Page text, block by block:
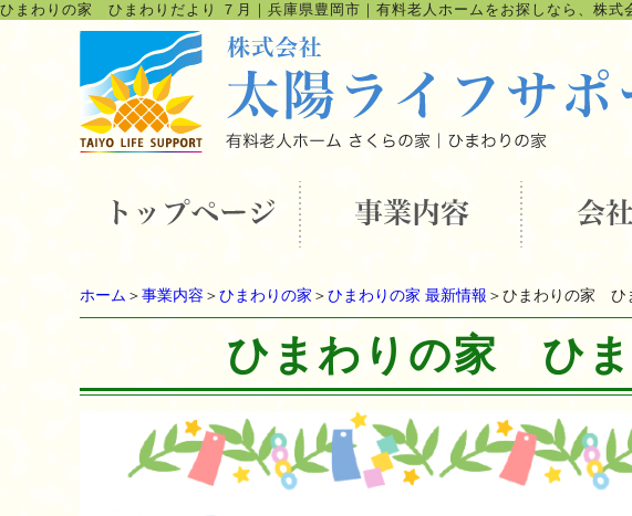
ひまわりの家 ひまわりだより ７月 ｜ 兵庫県豊岡市｜有料老人ホームをお探しなら、株式
ホーム ＞ 事業内容 ＞ ひまわりの家 ＞ ひまわりの家 最新情報 ＞ひまわりの家 ひ
ひまわりの家 ひま